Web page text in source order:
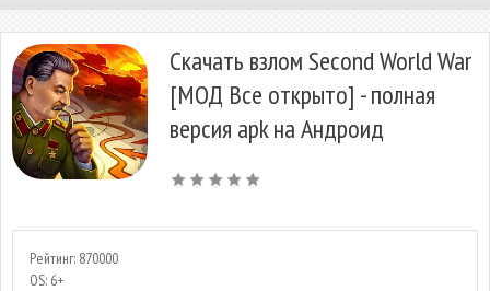
Скачать взлом Second World War
[МОД Все открыто] - полная
версия apk на Андроид
Рейтинг: 870000
OS: 6+